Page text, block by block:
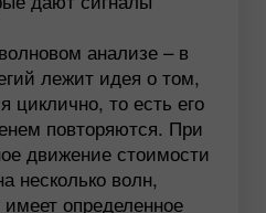
анализе – в
лежит идея о том,
циклично, то есть его
повторяются. При
движение стоимости
несколько волн,
определенное